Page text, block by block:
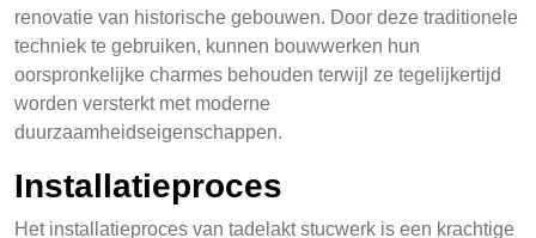
renovatie van historische gebouwen. Door deze traditionele
techniek te gebruiken, kunnen bouwwerken hun
oorspronkelijke charmes behouden terwijl ze tegelijkertijd
worden versterkt met moderne
duurzaamheidseigenschappen.
Installatieproces
Het installatieproces van tadelakt stucwerk is een krachtige